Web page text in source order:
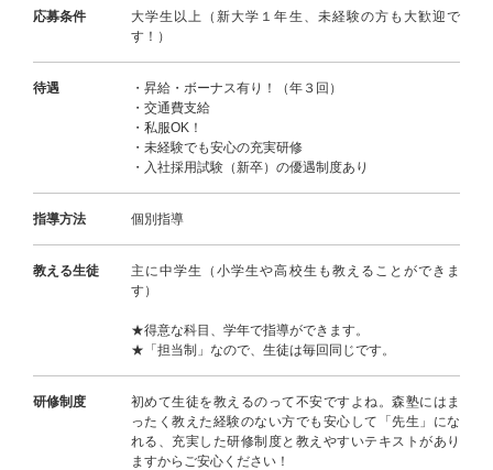
応募条件
大学生以上（新大学１年生、未経験の方も大歓迎で
す！）
待遇
・昇給・ボーナス有り！（年３回）
・交通費支給
・私服OK！
・未経験でも安心の充実研修
・入社採用試験（新卒）の優遇制度あり
指導方法 個別指導
教える生徒
主に中学生（小学生や高校生も教えることができま
す）
★得意な科目、学年で指導ができます。
★「担当制」なので、生徒は毎回同じです。
研修制度
初めて生徒を教えるのって不安ですよね。森塾にはま
ったく教えた経験のない方でも安心して「先生」にな
れる、充実した研修制度と教えやすいテキストがあり
ますからご安心ください！